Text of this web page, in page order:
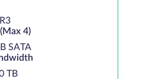
4)
SATA
TB